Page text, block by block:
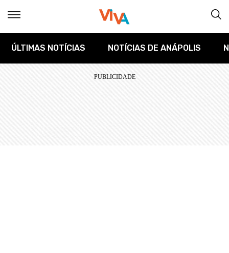
ÚLTIMAS NOTÍCIAS NOTÍCIAS DE ANÁPOLIS